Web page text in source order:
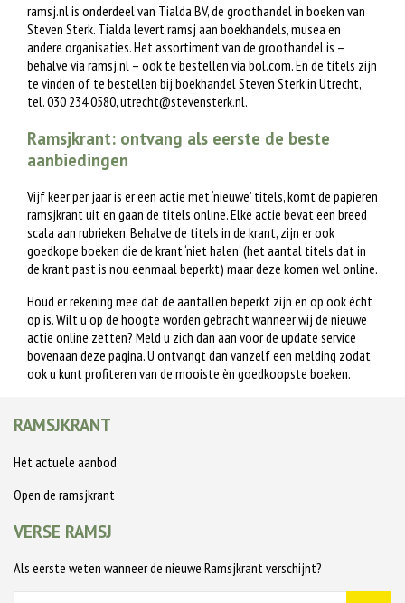
ramsj.nl is onderdeel van Tialda BV, de groothandel in boeken van
Steven Sterk. Tialda levert ramsj aan boekhandels, musea en
andere organisaties. Het assortiment van de groothandel is –
behalve via ramsj.nl – ook te bestellen via bol.com. En de titels zijn
te vinden of te bestellen bij boekhandel Steven Sterk in Utrecht,
tel. 030 234 0580,utrecht@stevensterk.nl.
Ramsjkrant: ontvang als eerste de beste
aanbiedingen
Vijf keer per jaar is er een actie met ‘nieuwe’ titels, komt de papieren
ramsjkrant uit en gaan de titels online. Elke actie bevat een breed
scala aan rubrieken. Behalve de titels in de krant, zijn er ook
goedkope boeken die de krant ‘niet halen’ (het aantal titels dat in
de krant past is nou eenmaal beperkt) maar deze komen wel online.
Houd er rekening mee dat de aantallen beperkt zijn en op ook ècht
op is. Wilt u op de hoogte worden gebracht wanneer wij de nieuwe
actie online zetten? Meld u zich dan aan voor de update service
bovenaan deze pagina. U ontvangt dan vanzelf een melding zodat
ook u kunt profiteren van de mooiste èn goedkoopste boeken.
RAMSJKRANT
Het actuele aanbod
Open de ramsjkrant
VERSE RAMSJ
Als eerste weten wanneer de nieuwe Ramsjkrant verschijnt?